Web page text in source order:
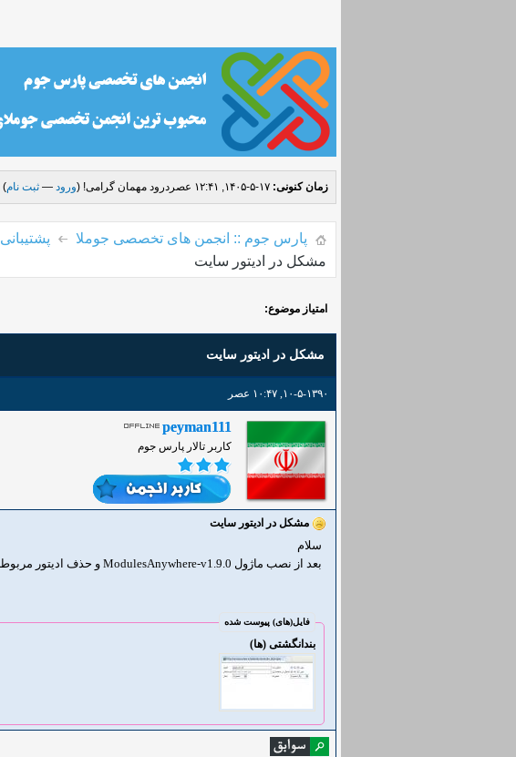
زمان کنونی: ۱۷-۵-۱۴۰۵, ۱۲:۴۱ عصر درود مهمان گرامی! (ورود — ثبت نام)
پارس جوم :: انجمن های تخصصی جوملا پشتیبانی
مشکل در ادیتور سایت
امتیاز موضوع:
مشکل در ادیتور سایت
۱۰-۵-۱۳۹۰, ۱۰:۴۷ عصر
peyman111
کاربر تالار پارس جوم
مشکل در ادیتور سایت
سلام
بعد از نصب ماژول ModulesAnywhere-v1.9.0 و حذف ادیتور مربوط به محتوای سایت کاملا به هم ریخت به طوری که هیچ کاری نمی توان کرد
فایل‌(های) پیوست شده
بندانگشتی (ها)